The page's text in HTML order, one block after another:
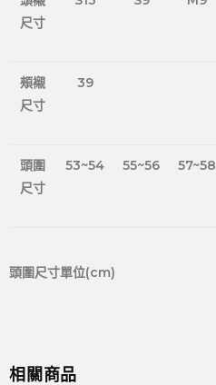
尺寸
頰襯
尺寸
39
頭圍
尺寸
53~54 55~56 57~58
頭圍尺寸單位(cm)
相關商品